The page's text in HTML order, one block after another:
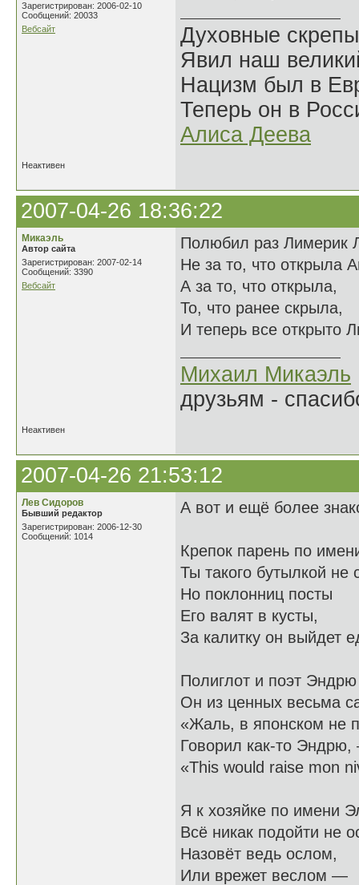
Зарегистрирован: 2006-02-10
Сообщений: 20033
Вебсайт
Духовные
Явил наш
Нацизм был в
Теперь он в
Алиса Деева
Неактивен
2007-04-26 18:36:22
Микаэль
Автор сайта
Зарегистрирован: 2007-02-14
Сообщений: 3390
Вебсайт
Полюбил раз Лимерик
Не за то, что открыла
А за то, что открыла,
То, что ранее скрыла,
И теперь все открыто
Михаил Микаэль
друзьям -
Неактивен
2007-04-26 21:53:12
Лев Сидоров
Бывший редактор
Зарегистрирован: 2006-12-30
Сообщений: 1014
А вот и ещё более
Крепок парень по
Ты такого бутылкой не
Но поклонниц посты
Его валят в кусты,
За калитку он выйдет
Полиглот и поэт
Он из ценных весьма
«Жаль, в японском не
Говорил как-то
«This would raise mon
Я к хозяйке по имени
Всё никак подойти не
Назовёт ведь ослом,
Или врежет веслом —